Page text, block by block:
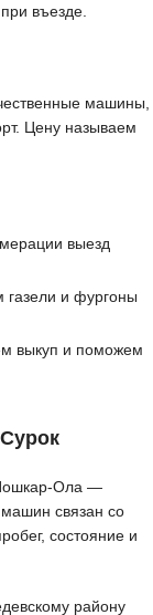
въезде.
машины,
Цену называем
выезд
газели и фургоны
выкуп и поможем
Ола —
связан со
состояние и
району